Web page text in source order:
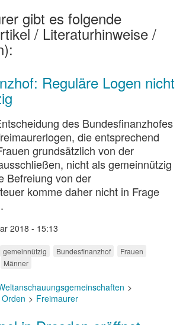
gibt es folgende
/ Literaturhinweise /
Reguläre Logen nicht
des Bundesfinanzhofes
die entsprechend
grundsätzlich von der
nicht als gemeinnützig
Befreiung von der
komme daher nicht in Frage
2018 - 15:13
gemeinnützig Bundesfinanzhof
Frauen
Männer
Freimaurer